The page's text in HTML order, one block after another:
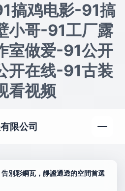
搞鸡电影-91搞
小哥-91工厂露
室做爱-91公开
开在线-91古装
看视频
限公司
告別彩鋼瓦，靜謐通透的空間首選